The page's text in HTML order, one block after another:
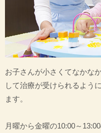
お子さんが小さくてなかな
して治療が受けられるように
ます。
月曜から金曜の10:00～